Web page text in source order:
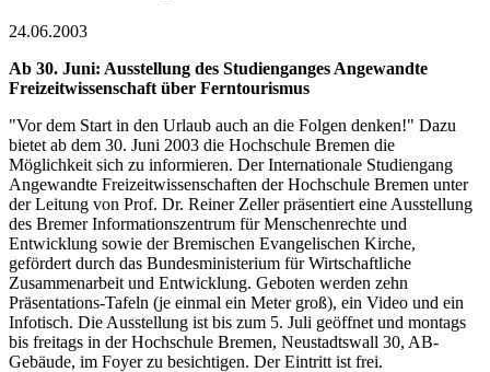
24.06.2003
Ab 30. Juni: Ausstellung des Studienganges Angewandte
Freizeitwissenschaft über Ferntourismus
"Vor dem Start in den Urlaub auch an die Folgen denken!" Dazu
bietet ab dem 30. Juni 2003 die Hochschule Bremen die
Möglichkeit sich zu informieren. Der Internationale Studiengang
Angewandte Freizeitwissenschaften der Hochschule Bremen unter
der Leitung von Prof. Dr. Reiner Zeller präsentiert eine Ausstellung
des Bremer Informationszentrum für Menschenrechte und
Entwicklung sowie der Bremischen Evangelischen Kirche,
gefördert durch das Bundesministerium für Wirtschaftliche
Zusammenarbeit und Entwicklung. Geboten werden zehn
Präsentations-Tafeln (je einmal ein Meter groß), ein Video und ein
Infotisch. Die Ausstellung ist bis zum 5. Juli geöffnet und montags
bis freitags in der Hochschule Bremen, Neustadtswall 30, AB-
Gebäude, im Foyer zu besichtigen. Der Eintritt ist frei.